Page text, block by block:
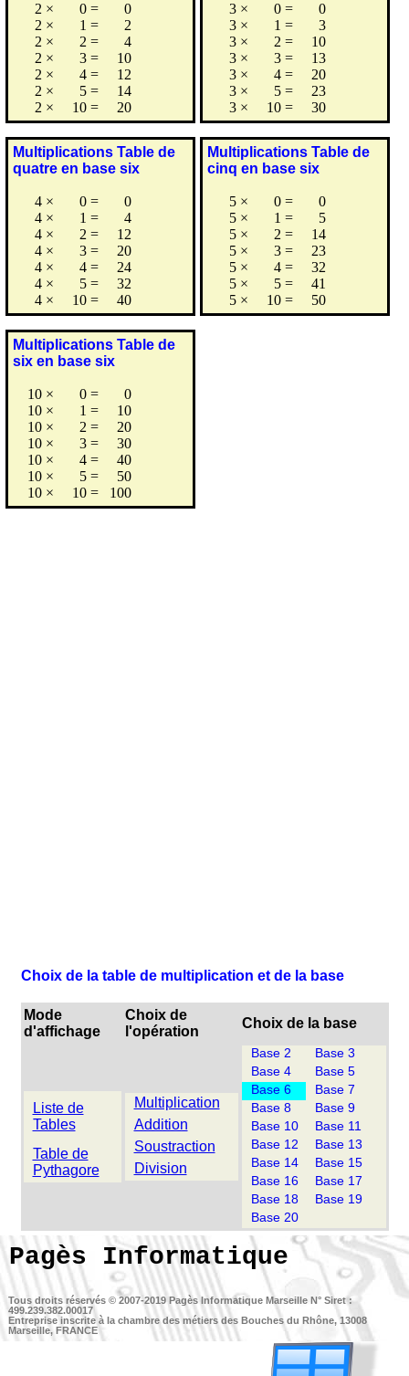
2 × 0 =
0
2 × 1 =
2
2 × 2 =
4
2 × 3 =
10
2 × 4 =
12
2 × 5 =
14
2 × 10 = 20
3 × 0 =
0
3 × 1 =
3
3 × 2 =
10
3 × 3 =
13
3 × 4 =
20
3 × 5 =
23
3 × 10 = 30
Multiplications Table de
quatre en base six
4 × 0 =
0
4 × 1 =
4
4 × 2 =
12
4 × 3 =
20
4 × 4 =
24
4 × 5 =
32
4 × 10 = 40
Multiplications Table de
cinq en base six
5 × 0 =
0
5 × 1 =
5
5 × 2 =
14
5 × 3 =
23
5 × 4 =
32
5 × 5 =
41
5 × 10 = 50
Multiplications Table de
six en base six
10 × 0 =
0
10 × 1 =
10
10 × 2 =
20
10 × 3 =
30
10 × 4 =
40
10 × 5 =
50
10 × 10 = 100
Choix de la table de multiplication et de la base
Mode
d'affichage
Choix de
l'opération
Choix de la base
Liste de
Tables
Table de
Pythagore
Multiplication
Addition
Soustraction
Division
Base 2
Base 3
Base 4
Base 5
Base 6
Base 7
Base 8
Base 9
Base 10
Base 11
Base 12
Base 13
Base 14
Base 15
Base 16
Base 17
Base 18
Base 19
Base 20
Pagès Informatique
Tous droits réservés © 2007-2019 Pagès Informatique Marseille N° Siret :
499.239.382.00017
Entreprise inscrite à la chambre des métiers des Bouches du Rhône, 13008
Marseille, FRANCE